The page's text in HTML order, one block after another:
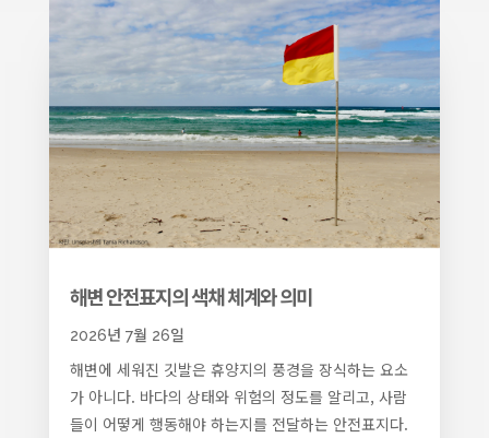
해변 안전표지의 색채 체계와 의미
2026년 7월 26일
해변에 세워진 깃발은 휴양지의 풍경을 장식하는 요소
가 아니다. 바다의 상태와 위험의 정도를 알리고, 사람
들이 어떻게 행동해야 하는지를 전달하는 안전표지다.